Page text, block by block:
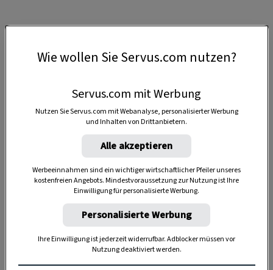
Anzeige
Wie wollen Sie Servus.com nutzen?
Servus.com mit Werbung
Nutzen Sie Servus.com mit Webanalyse, personalisierter Werbung
und Inhalten von Drittanbietern.
Alle akzeptieren
Werbeeinnahmen sind ein wichtiger wirtschaftlicher Pfeiler unseres
kostenfreien Angebots. Mindestvoraussetzung zur Nutzung ist Ihre
Einwilligung für personalisierte Werbung.
Personalisierte Werbung
Ihre Einwilligung ist jederzeit widerrufbar. Adblocker müssen vor
Nutzung deaktiviert werden.